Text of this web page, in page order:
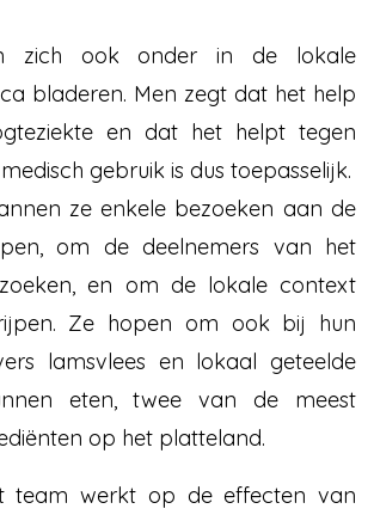
zich ook onder in de lokale
bladeren. Men zegt dat het help
en dat het helpt tegen
gebruik is dus toepasselijk.
ze enkele bezoeken aan de
om de deelnemers van het
en om de lokale context
Ze hopen om ook bij hun
lamsvlees en lokaal geteelde
eten, twee van de meest
op het platteland.
team werkt op de effecten van